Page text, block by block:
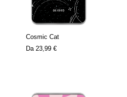
Cosmic Cat
Da 23,99 €